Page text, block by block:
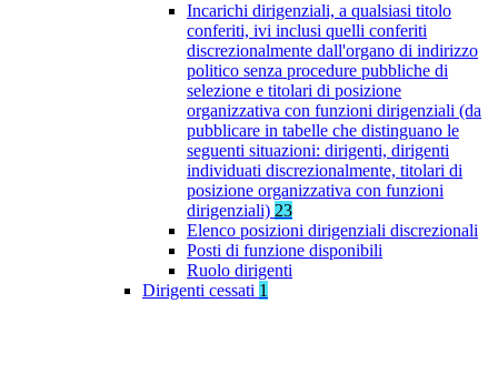
Incarichi dirigenziali, a qualsiasi titolo
conferiti, ivi inclusi quelli conferiti
discrezionalmente dall'organo di indirizzo
politico senza procedure pubbliche di
selezione e titolari di posizione
organizzativa con funzioni dirigenziali (da
pubblicare in tabelle che distinguano le
seguenti situazioni: dirigenti, dirigenti
individuati discrezionalmente, titolari di
posizione organizzativa con funzioni
dirigenziali) 23
Elenco posizioni dirigenziali discrezionali
Posti di funzione disponibili
Ruolo dirigenti
Dirigenti cessati 1